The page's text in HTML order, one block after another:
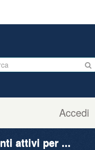
Accedi
attivi per ...